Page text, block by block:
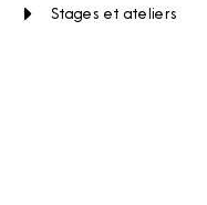
Stages et ateliers